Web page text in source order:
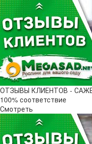
ОТЗЫВЫ КЛИЕНТОВ -
100% соответствие
Смотреть